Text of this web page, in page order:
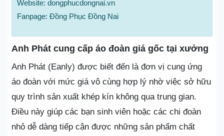
Website: dongphucdongnai.vn
Fanpage: Đồng Phục Đồng Nai
Anh Phát cung cấp áo đoàn giá gốc tại xưởng
Anh Phát (Eanly) được biết đến là đơn vị cung ứng
áo đoàn với mức giá vô cùng hợp lý nhờ việc sở hữu
quy trình sản xuất khép kín không qua trung gian.
Điều này giúp các bạn sinh viên hoặc các chi đoàn
nhỏ dễ dàng tiếp cận được những sản phẩm chất